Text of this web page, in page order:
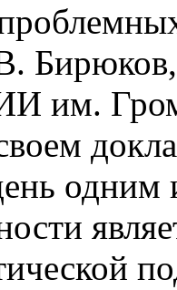
им.
одним